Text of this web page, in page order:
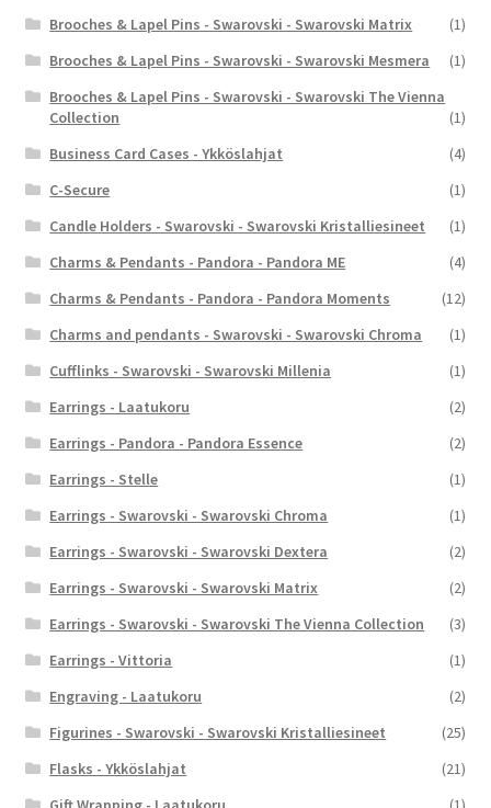
Brooches & Lapel Pins - Swarovski - Swarovski Matrix
(1)
Brooches & Lapel Pins - Swarovski - Swarovski Mesmera
(1)
Brooches & Lapel Pins - Swarovski - Swarovski The Vienna
Collection
(1)
Business Card Cases - Ykköslahjat
(4)
C-Secure
(1)
Candle Holders - Swarovski - Swarovski Kristalliesineet
(1)
Charms & Pendants - Pandora - Pandora ME
(4)
Charms & Pendants - Pandora - Pandora Moments
(12)
Charms and pendants - Swarovski - Swarovski Chroma
(1)
Cufflinks - Swarovski - Swarovski Millenia
(1)
Earrings - Laatukoru
(2)
Earrings - Pandora - Pandora Essence
(2)
Earrings - Stelle
(1)
Earrings - Swarovski - Swarovski Chroma
(1)
Earrings - Swarovski - Swarovski Dextera
(2)
Earrings - Swarovski - Swarovski Matrix
(2)
Earrings - Swarovski - Swarovski The Vienna Collection
(3)
Earrings - Vittoria
(1)
Engraving - Laatukoru
(2)
Figurines - Swarovski - Swarovski Kristalliesineet
(25)
Flasks - Ykköslahjat
(21)